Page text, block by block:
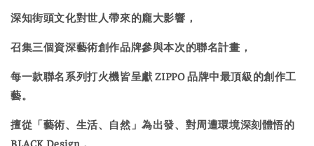
深知街頭文化對世人帶來的龐大影響，
召集三個資深藝術創作品牌參與本次的聯名計畫，
每一款聯名系列打火機皆呈獻 ZIPPO 品牌中最頂級的創作工
藝。
擅從「藝術、生活、自然」為出發、對周遭環境深刻體悟的
BLACK Design，